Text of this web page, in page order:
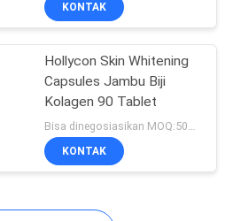
Softgels
KONTAK
Hollycon Skin Whitening
Capsules Jambu Biji
Kolagen 90 Tablet
Bisa dinegosiasikan MOQ:50000 Tablet
KONTAK